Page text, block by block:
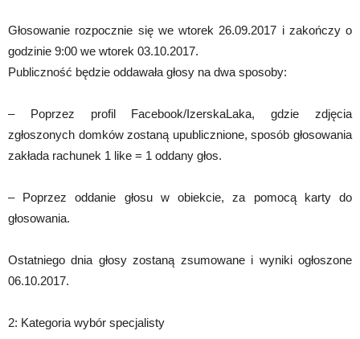
Głosowanie rozpocznie się we wtorek 26.09.2017 i zakończy o
godzinie 9:00 we wtorek 03.10.2017.
Publiczność będzie oddawała głosy na dwa sposoby:
– Poprzez profil Facebook/IzerskaLaka, gdzie zdjęcia
zgłoszonych domków zostaną upublicznione, sposób głosowania
zakłada rachunek 1 like = 1 oddany głos.
– Poprzez oddanie głosu w obiekcie, za pomocą karty do
głosowania.
Ostatniego dnia głosy zostaną zsumowane i wyniki ogłoszone
06.10.2017.
2: Kategoria wybór specjalisty